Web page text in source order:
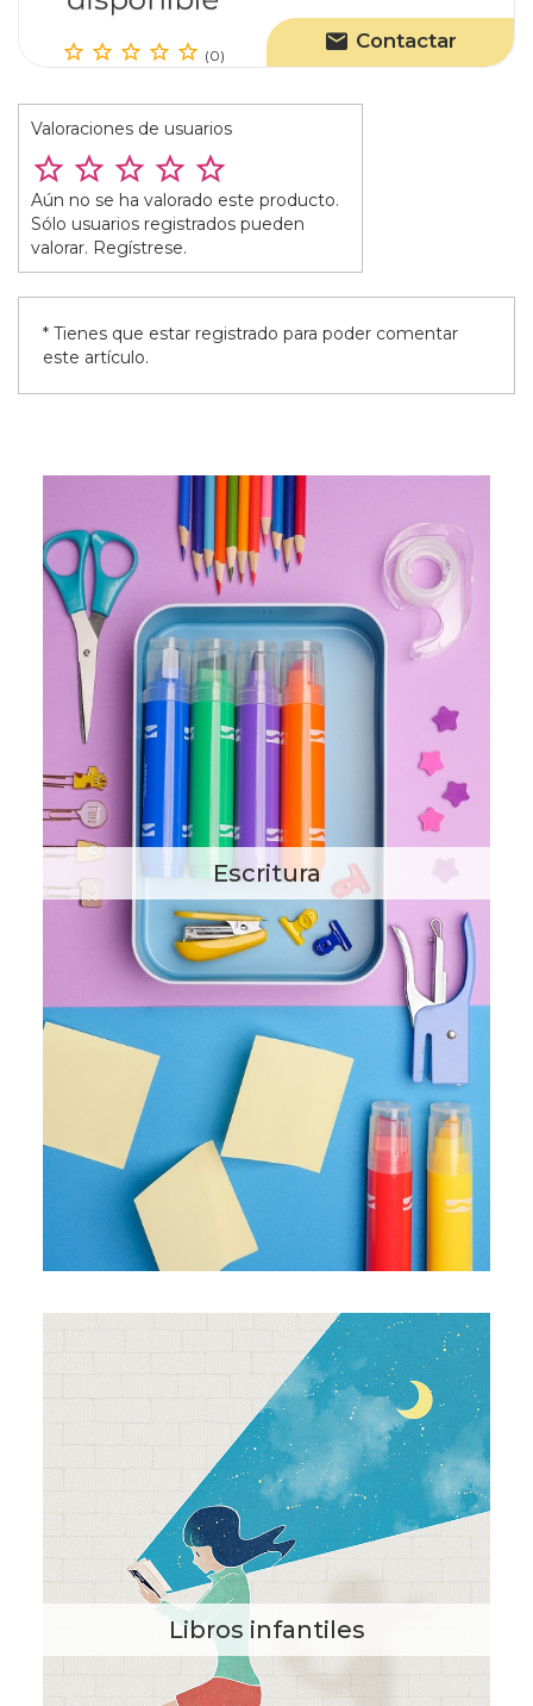
(0)
Contactar
Valoraciones de usuarios
Aún no se ha valorado este producto.
Sólo usuarios registrados pueden
valorar. Regístrese.
* Tienes que estar registrado para poder comentar
este artículo.
Escritura
Libros infantiles